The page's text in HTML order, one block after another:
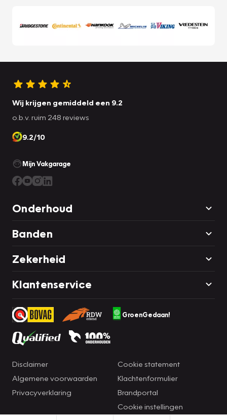
Wij krijgen gemiddeld een 9.2
o.b.v. ruim 248 reviews
9.2/10
Mijn Vakgarage
Onderhoud
Banden
Zekerheid
Klantenservice
GroenGedaan!
Disclaimer
Algemene voorwaarden
Privacyverklaring
Cookie statement
Klachtenformulier
Brandportal
Cookie instellingen